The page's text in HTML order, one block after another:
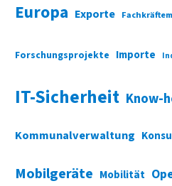
Europa Exporte
Forschungsprojekte Importe
IT-Sicherheit Know-
Kommunalverwaltung
Mobilgeräte Mobilität